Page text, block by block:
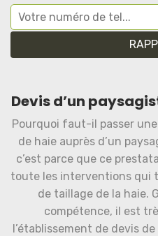
Devis d’un
Pourquoi faut-il passer
de haie auprès d’un
c’est parce que ce
toute les interventions qui
de taillage de la haie.
compétence, il est
l’établissement de devis